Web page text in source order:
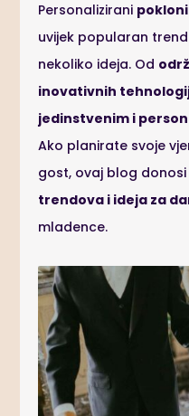
Personalizirani
uvijek popularan
nekoliko ideja. Od
inovativnih
jedinstvenim i
Ako planirate svoje
gost, ovaj blog donosi
trendova i ideja za
mladence.